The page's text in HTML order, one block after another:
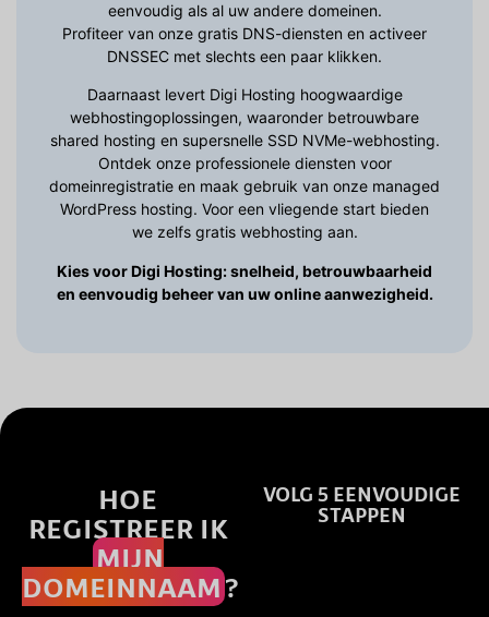
eenvoudig als al uw andere domeinen.
Profiteer van onze gratis DNS-diensten en activeer
DNSSEC met slechts een paar klikken.
Daarnaast levert Digi Hosting hoogwaardige
webhostingoplossingen, waaronder betrouwbare
shared hosting en supersnelle SSD NVMe-webhosting.
Ontdek onze professionele diensten voor
domeinregistratie en maak gebruik van onze managed
WordPress hosting. Voor een vliegende start bieden
we zelfs gratis webhosting aan.
Kies voor Digi Hosting: snelheid, betrouwbaarheid
en eenvoudig beheer van uw online aanwezigheid.
HOE
REGISTREER IK
MIJN
DOMEINNAAM ?
VOLG 5 EENVOUDIGE
STAPPEN